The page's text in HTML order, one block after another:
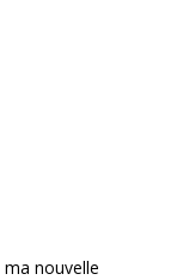
ma nouvelle